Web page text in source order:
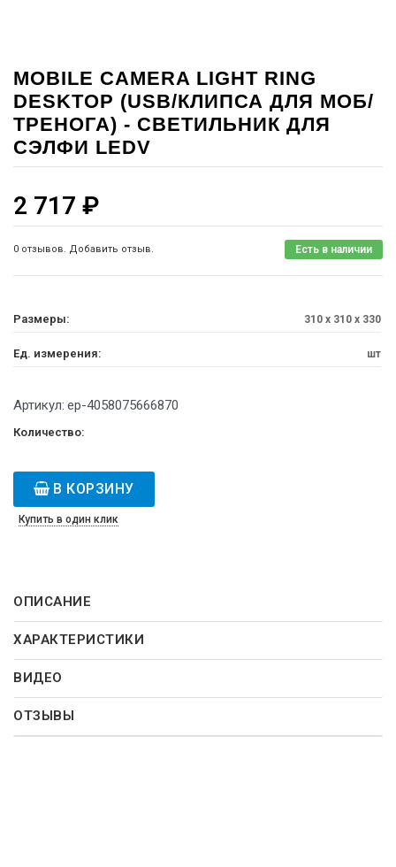
MOBILE CAMERA LIGHT RING
DESKTOP (USB/КЛИПСА ДЛЯ МОБ/
ТРЕНОГА) - СВЕТИЛЬНИК ДЛЯ
СЭЛФИ LEDV
2 717 ₽
0 отзывов. Добавить отзыв. Есть в наличии
Размеры: 310 x 310 x 330
Ед. измерения: шт
Артикул: ep-4058075666870
Количество:
В КОРЗИНУ
Купить в один клик
ОПИСАНИЕ
ХАРАКТЕРИСТИКИ
ВИДЕО
ОТЗЫВЫ